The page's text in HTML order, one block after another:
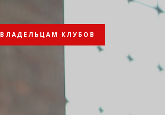
ВЛАДЕЛЬЦАМ КЛУБОВ